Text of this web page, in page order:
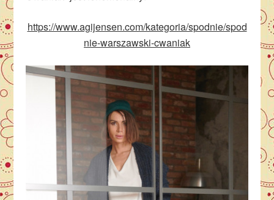
https://www.agijensen.com/kategoria/spodnie/spod
nie-warszawski-cwaniak